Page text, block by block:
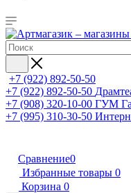
+7 (922) 892-50-50
+7 (922) 892-50-50
+7 (908) 320-10-00 ГУМ
+7 (995) 310-30-50
Сравнение0
Избранные товары 0
Корзина 0